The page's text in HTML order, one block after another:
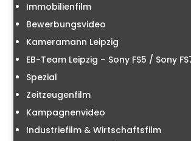
Immobilienfilm
Bewerbungsvideo
Kameramann Leipzig
EB-Team Leipzig – Sony FS5 / Sony
Spezial
Zeitzeugenfilm
Kampagnenvideo
Industriefilm & Wirtschaftsfilm